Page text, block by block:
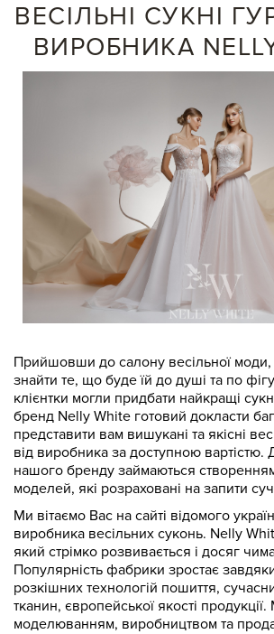
ВЕСІЛЬНІ СУКНІ
ВИРОБНИКА
Прийшовши до салону весільної моди,
знайти те, що буде їй до душі та по
клієнтки могли придбати найкращі
бренд Nelly White готовий докласти
представити вам вишукані та якісні
від виробника за доступною вартістю.
нашого бренду займаються
моделей, які розраховані на запити
Ми вітаємо Вас на сайті відомого
виробника весільних суконь. Nelly
який стрімко розвивається і досяг
Популярність фабрики зростає
розкішних технологій пошиття,
тканин, європейської якості
моделюванням, виробництвом та